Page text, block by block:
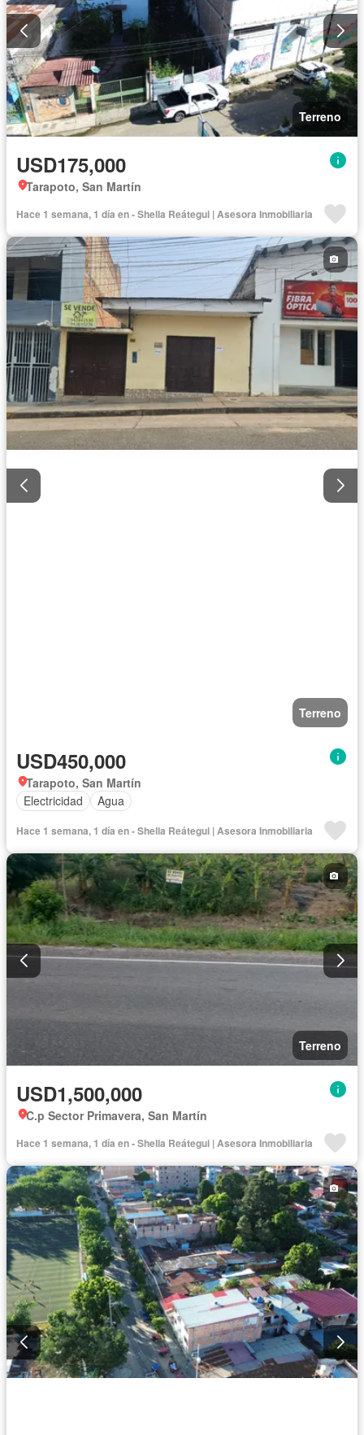
Terreno
USD175,000
Tarapoto, San Martín
Hace 1 semana, 1 día en - Shella Reátegui | Asesora Inmobiliaria
Terreno
USD450,000
Tarapoto, San Martín
Electricidad
Agua
Hace 1 semana, 1 día en - Shella Reátegui | Asesora Inmobiliaria
Terreno
USD1,500,000
C.p Sector Primavera, San Martín
Hace 1 semana, 1 día en - Shella Reátegui | Asesora Inmobiliaria